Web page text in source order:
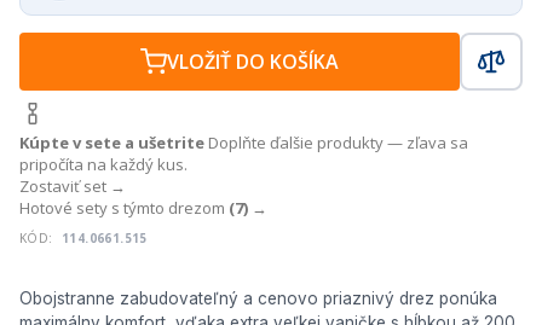
Obojstranne zabudovateľný a cenovo priaznivý drez ponúka
VLOŽIŤ DO KOŠÍKA
Kúpte v sete a ušetrite Doplňte ďalšie produkty — zľava sa
pripočíta na každý kus.
Zostaviť set →
Hotové sety s týmto drezom (7) →
KÓD: 114.0661.515